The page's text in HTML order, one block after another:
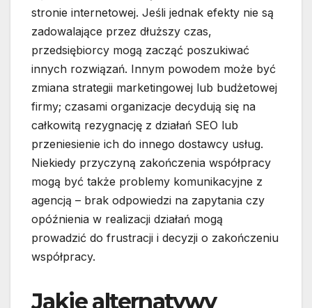
stronie internetowej. Jeśli jednak efekty nie są
zadowalające przez dłuższy czas,
przedsiębiorcy mogą zacząć poszukiwać
innych rozwiązań. Innym powodem może być
zmiana strategii marketingowej lub budżetowej
firmy; czasami organizacje decydują się na
całkowitą rezygnację z działań SEO lub
przeniesienie ich do innego dostawcy usług.
Niekiedy przyczyną zakończenia współpracy
mogą być także problemy komunikacyjne z
agencją – brak odpowiedzi na zapytania czy
opóźnienia w realizacji działań mogą
prowadzić do frustracji i decyzji o zakończeniu
współpracy.
Jakie alternatywy